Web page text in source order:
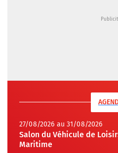
27/08/2026 au 31/08/2026
Salon du Véhicule de
Maritime